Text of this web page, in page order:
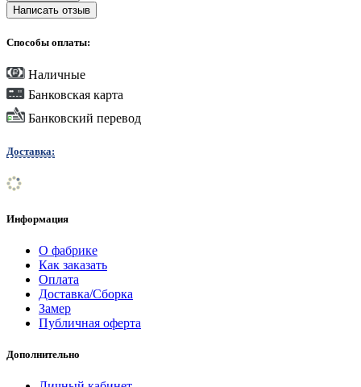
Написать отзыв
Способы оплаты:
Наличные
Банковская карта
Банковский перевод
Доставка:
Информация
О фабрике
Как заказать
Оплата
Доставка/Сборка
Замер
Публичная оферта
Дополнительно